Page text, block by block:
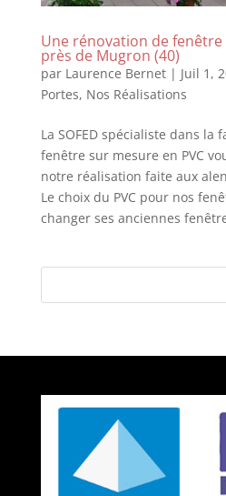
Une rénovation de fenêtre
près de Mugron (40)
par Laurence Bernet| Juil 1,
Portes, Nos Réalisations
La SOFED spécialiste dans la
fenêtre sur mesure en PVC
notre réalisation faite aux
Le choix du PVC pour nos
changer ses anciennes